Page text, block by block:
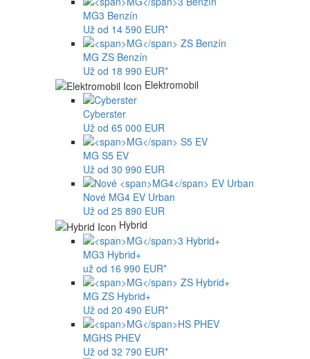
MG3 Benzín
Už od 14 590 EUR*
MG ZS Benzín
Už od 18 990 EUR*
Elektromobil
Cyberster
Už od 65 000 EUR
MG S5 EV
Už od 30 990 EUR
Nové MG4 EV Urban
Už od 25 890 EUR
Hybrid
MG3 Hybrid+
už od 16 990 EUR*
MG ZS Hybrid+
Už od 20 490 EUR*
MGHS PHEV
Už od 32 790 EUR*